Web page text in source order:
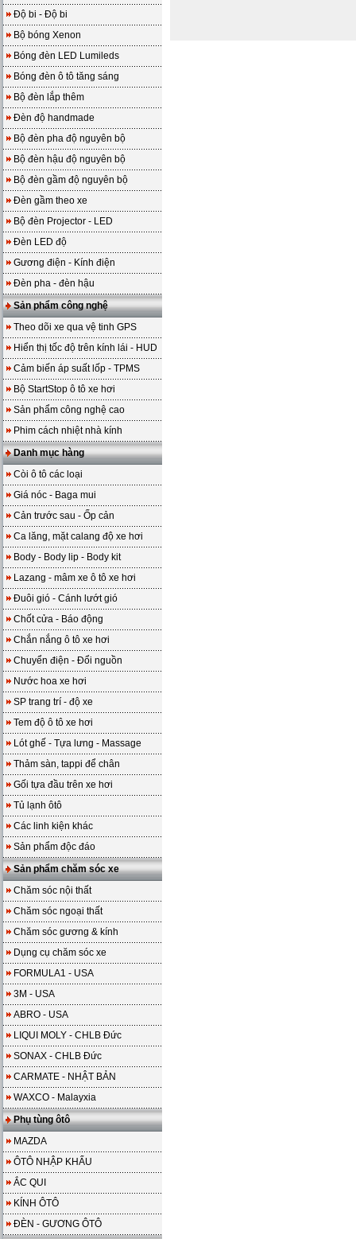
Độ bi - Độ bi
Bộ bóng Xenon
Bóng đèn LED Lumileds
Bóng đèn ô tô tăng sáng
Bộ đèn lắp thêm
Đèn độ handmade
Bộ đèn pha độ nguyên bộ
Bộ đèn hậu độ nguyên bộ
Bộ đèn gầm độ nguyên bộ
Đèn gầm theo xe
Bộ đèn Projector - LED
Đèn LED độ
Gương điện - Kính điện
Đèn pha - đèn hậu
Sản phẩm công nghệ
Theo dõi xe qua vệ tinh GPS
Hiển thị tốc độ trên kính lái - HUD
Cảm biến áp suất lốp - TPMS
Bộ StartStop ô tô xe hơi
Sản phẩm công nghệ cao
Phim cách nhiệt nhà kính
Danh mục hàng
Còi ô tô các loại
Giá nóc - Baga mui
Cản trước sau - Ốp cản
Ca lăng, mặt calang độ xe hơi
Body - Body lip - Body kit
Lazang - mâm xe ô tô xe hơi
Đuôi gió - Cánh lướt gió
Chốt cửa - Báo động
Chắn nắng ô tô xe hơi
Chuyển điện - Đổi nguồn
Nước hoa xe hơi
SP trang trí - độ xe
Tem độ ô tô xe hơi
Lót ghế - Tựa lưng - Massage
Thảm sàn, tappi để chân
Gối tựa đầu trên xe hơi
Tủ lạnh ôtô
Các linh kiện khác
Sản phẩm độc đáo
Sản phẩm chăm sóc xe
Chăm sóc nội thất
Chăm sóc ngoại thất
Chăm sóc gương & kính
Dụng cụ chăm sóc xe
FORMULA1 - USA
3M - USA
ABRO - USA
LIQUI MOLY - CHLB Đức
SONAX - CHLB Đức
CARMATE - NHẬT BẢN
WAXCO - Malayxia
Phụ tùng ôtô
MAZDA
ÔTÔ NHẬP KHẨU
ẮC QUI
KÍNH ÔTÔ
ĐÈN - GƯƠNG ÔTÔ